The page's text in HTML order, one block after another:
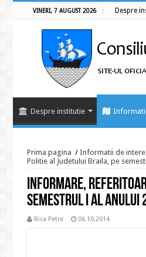
VINERI, 7 AUGUST 2026 Despre
Despre institutie
Prima pagina / Informatii de
Politie al Judetului Braila, pe
Informare,
semestrul I al anului
Rica Petre 06.10.2014